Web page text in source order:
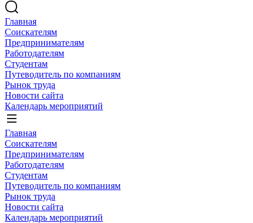
Главная
Соискателям
Предпринимателям
Работодателям
Студентам
Путеводитель по компаниям
Рынок труда
Новости сайта
Календарь мероприятий
Главная
Соискателям
Предпринимателям
Работодателям
Студентам
Путеводитель по компаниям
Рынок труда
Новости сайта
Календарь мероприятий